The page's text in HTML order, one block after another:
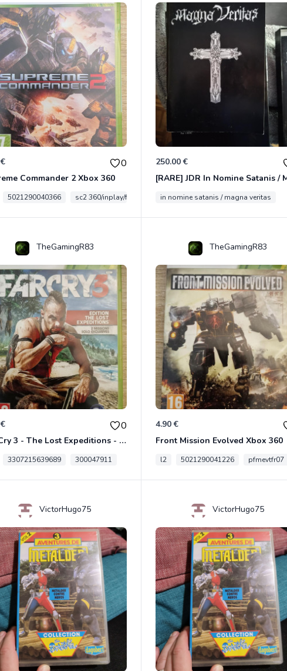
0
Commander 2 Xbox 360
5021290040366 sc2 360/inplay/fra
250.00 €
in nomine satanis / magna veritas
TheGamingR83
0
Far Cry 3 - The Lost Expeditions - Edition Spéciale Xbox 360
3307215639689 300047911
TheGamingR83
4.90 €
Front Mission Evolved Xbox 360
l2 5021290041226 pfmevtfr07
VictorHugo75 VictorHugo75